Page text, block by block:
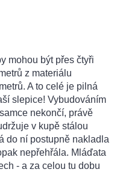
mohou být přes čtyři
z materiálu
A to celé je pilná
slepice! Vybudováním
nekončí, právě
v kupě stálou
do ní postupně nakladla
nepřehřála. Mláďata
- a za celou tu dobu